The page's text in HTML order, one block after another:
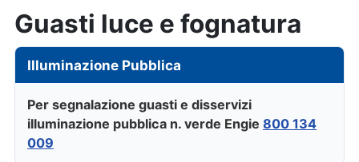
Guasti luce e fognatura
Illuminazione Pubblica
Per segnalazione guasti e disservizi
illuminazione pubblica n. verde Engie 800 134
009